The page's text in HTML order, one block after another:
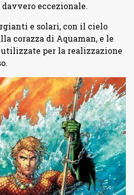
davvero eccezionale.
e solari, con il cielo
corazza di Aquaman, e le
per la realizzazione